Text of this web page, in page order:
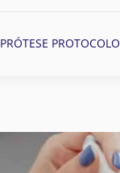
PRÓTESE PROTOCOLO